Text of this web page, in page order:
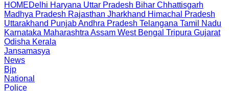
HOMEDelhi Haryana Uttar Pradesh Bihar Chhattisgarh
Madhya Pradesh Rajasthan Jharkhand Himachal Pradesh
Uttarakhand PunjabAndhra Pradesh Telangana Tamil Nadu
Karnataka Maharashtra Assam West Bengal Tripura Gujarat
Odisha Kerala
Jansamasya
News
Bjp
National
Police